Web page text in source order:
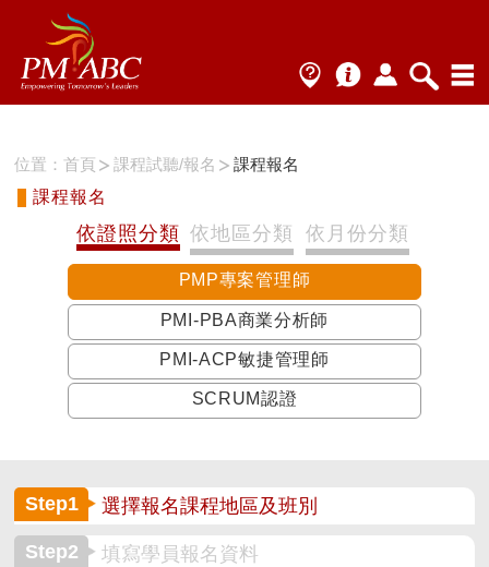
位置：首頁 課程試聽/報名
課程報名
課程報名
依證照分類 依地區分類 依月份分類
PMP專案管理師
PMI-PBA商業分析師
PMI-ACP敏捷管理師
SCRUM認證
Step1 選擇報名課程地區及班別
Step2 填寫學員報名資料